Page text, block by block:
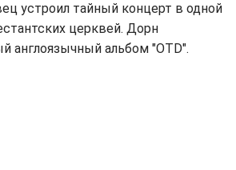
устроил тайный концерт в одной
церквей. Дорн
англоязычный альбом "OTD".